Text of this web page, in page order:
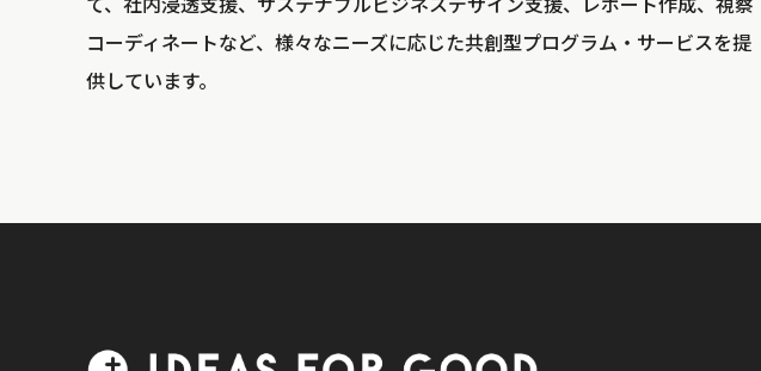
て、社内浸透支援、サステナブルビジネスデザイン支援、レポート作成、視察
コーディネートなど、様々なニーズに応じた共創型プログラム・サービスを提
供しています。